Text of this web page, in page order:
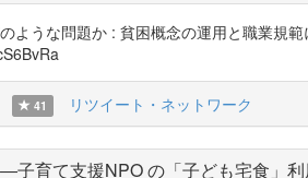
ような問題か : 貧困概念の運用と職業規
41 リツイート・ネットワーク
子育て支援NPO の「子ども宅食」